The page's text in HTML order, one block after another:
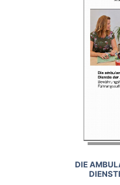
DIE